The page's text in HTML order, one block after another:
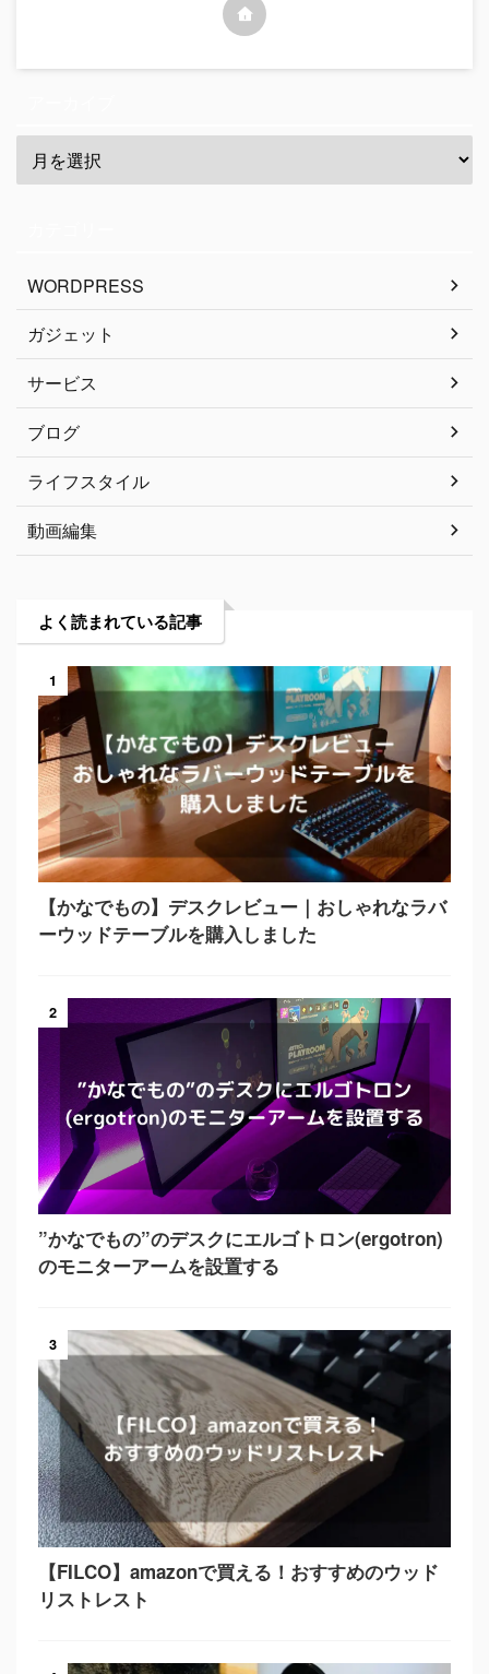
WORDPRESS
ガジェット
サービス
ブログ
ライフスタイル
動画編集
よく読まれている記事
1
【かなでもの】デスクレビュー｜おしゃれなラバ
ーウッドテーブルを購入しました
2
”かなでもの”のデスクにエルゴトロン(ergotron)
のモニターアームを設置する
3
【FILCO】amazonで買える！おすすめのウッド
リストレスト